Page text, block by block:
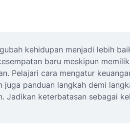
kehidupan menjadi lebih
baru meskipun
Pelajari cara mengatur
panduan langkah demi
keterbatasan sebagai